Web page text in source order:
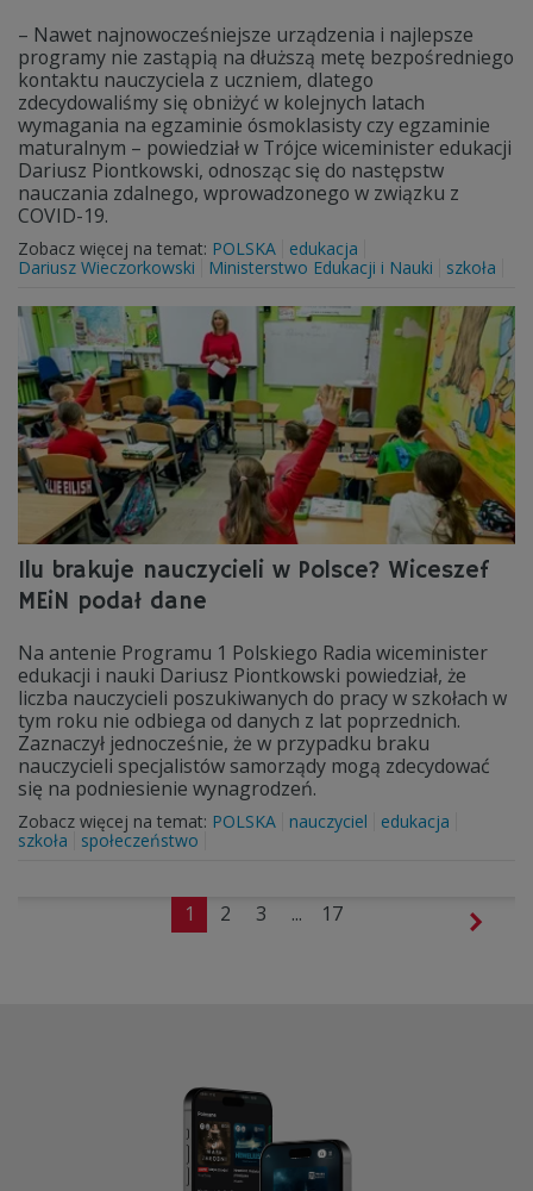
– Nawet najnowocześniejsze urządzenia i najlepsze
programy nie zastąpią na dłuższą metę bezpośredniego
kontaktu nauczyciela z uczniem, dlatego
zdecydowaliśmy się obniżyć w kolejnych latach
wymagania na egzaminie ósmoklasisty czy egzaminie
maturalnym – powiedział w Trójce wiceminister edukacji
Dariusz Piontkowski, odnosząc się do następstw
nauczania zdalnego, wprowadzonego w związku z
COVID-19.
Zobacz więcej na temat: POLSKA
edukacja
Dariusz Wieczorkowski
Ministerstwo Edukacji i Nauki szkoła
Ilu brakuje nauczycieli w Polsce? Wiceszef
MEiN podał dane
Na antenie Programu 1 Polskiego Radia wiceminister
edukacji i nauki Dariusz Piontkowski powiedział, że
liczba nauczycieli poszukiwanych do pracy w szkołach w
tym roku nie odbiega od danych z lat poprzednich.
Zaznaczył jednocześnie, że w przypadku braku
nauczycieli specjalistów samorządy mogą zdecydować
się na podniesienie wynagrodzeń.
Zobacz więcej na temat: POLSKA nauczyciel
edukacja
szkoła
społeczeństwo
1 2 3 ... 17